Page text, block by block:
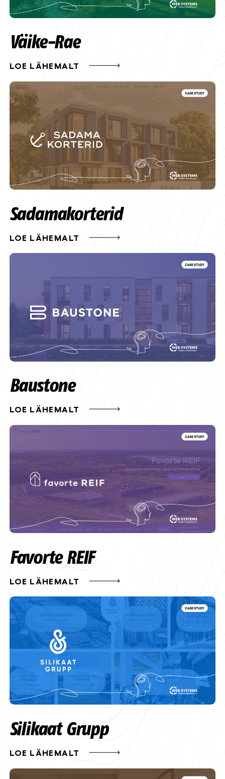
Väike-Rae
LOE LÄHEMALT
Sadamakorterid
LOE LÄHEMALT
Baustone
LOE LÄHEMALT
Favorte REIF
LOE LÄHEMALT
Silikaat Grupp
LOE LÄHEMALT